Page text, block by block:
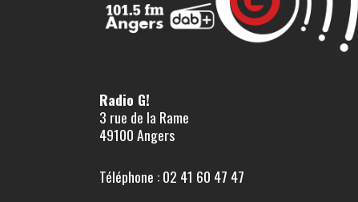
Radio G!
3 rue de la Rame
49100 Angers
Téléphone : 02 41 60 47 47